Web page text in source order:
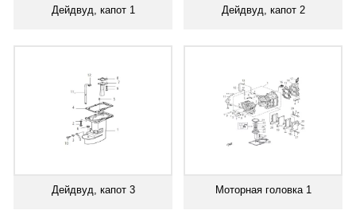
Дейдвуд, капот 1 Дейдвуд, капот 2
Дейдвуд, капот 3 Моторная головка 1